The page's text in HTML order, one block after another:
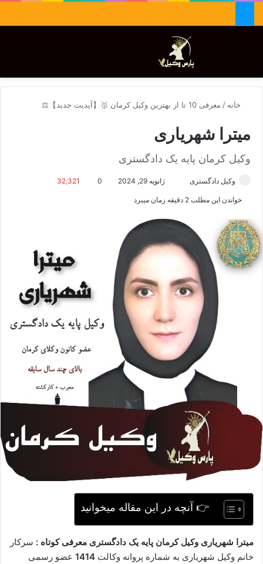
تغییر پوسته
خانه / معرفی 10 تا از بهترین وکیل کرمان 🥇【آپدیت جدید】⚖️
میترا شهریاری
وکیل کرمان پایه یک دادگستری
وکیل دادگستری
ا
ا
م
ی
ژانویه 29, 2024 0
32,321
خواندن این مطلب 2 دقیقه زمان میبرد
👉 آنچه در این مقاله میخوانید
میترا شهریاری وکیل کرمان پایه یک دادگستری معرفی کوتاه : سرکار
خانم وکیل شهریاری به شماره پروانه وکالت 1414 عضو رسمی